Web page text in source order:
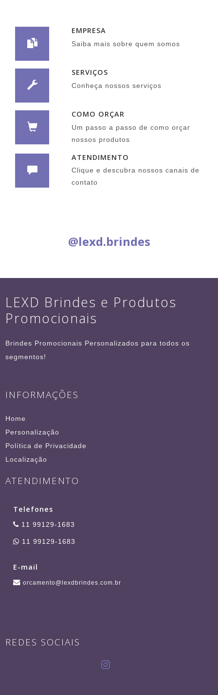
EMPRESA
Saiba mais sobre quem somos
SERVIÇOS
Conheça nossos serviços
COMO ORÇAR
Um passo a passo de como orçar
nossos produtos
ATENDIMENTO
Clique e descubra nossos canais de
contato
@lexd.brindes
LEXD Brindes e Produtos
Promocionais
Brindes Promocionais Personalizados para todos os
segmentos!
INFORMAÇÕES
Home
Personalização
Política de Privacidade
Localização
ATENDIMENTO
Telefones
11 99129-1683
11 99129-1683
E-mail
orcamento@lexdbrindes.com.br
REDES SOCIAIS